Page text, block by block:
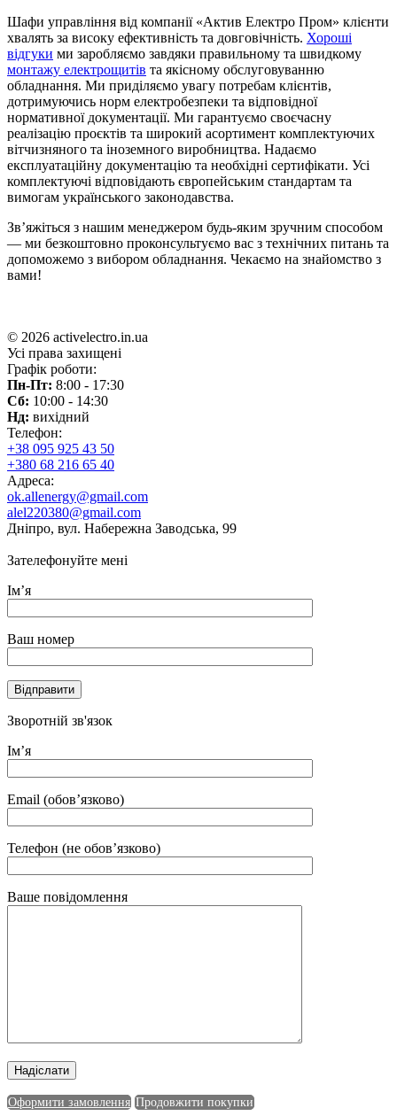
Шафи управління від компанії «Актив Електро Пром» клієнти
хвалять за високу ефективність та довговічність. Хороші
відгуки ми заробляємо завдяки правильному та швидкому
монтажу електрощитів та якісному обслуговуванню
обладнання. Ми приділяємо увагу потребам клієнтів,
дотримуючись норм електробезпеки та відповідної
нормативної документації. Ми гарантуємо своєчасну
реалізацію проєктів та широкий асортимент комплектуючих
вітчизняного та іноземного виробництва. Надаємо
експлуатаційну документацію та необхідні сертифікати. Усі
комплектуючі відповідають європейським стандартам та
вимогам українського законодавства.
Зв’яжіться з нашим менеджером будь-яким зручним способом
— ми безкоштовно проконсультуємо вас з технічних питань та
допоможемо з вибором обладнання. Чекаємо на знайомство з
вами!
© 2026 activelectro.in.ua
Усі права захищені
Графік роботи:
Пн-Пт: 8:00 - 17:30
Сб: 10:00 - 14:30
Нд: вихідний
Телефон:
+38 095 925 43 50
+380 68 216 65 40
Адреса:
ok.allenergy@gmail.com
alel220380@gmail.com
Дніпро, вул. Набережна Заводська, 99
Зателефонуйте мені
Ім’я
Ваш номер
Зворотній зв'язок
Ім’я
Email (обов’язково)
Телефон (не обов’язково)
Ваше повідомлення
Оформити замовлення Продовжити покупки